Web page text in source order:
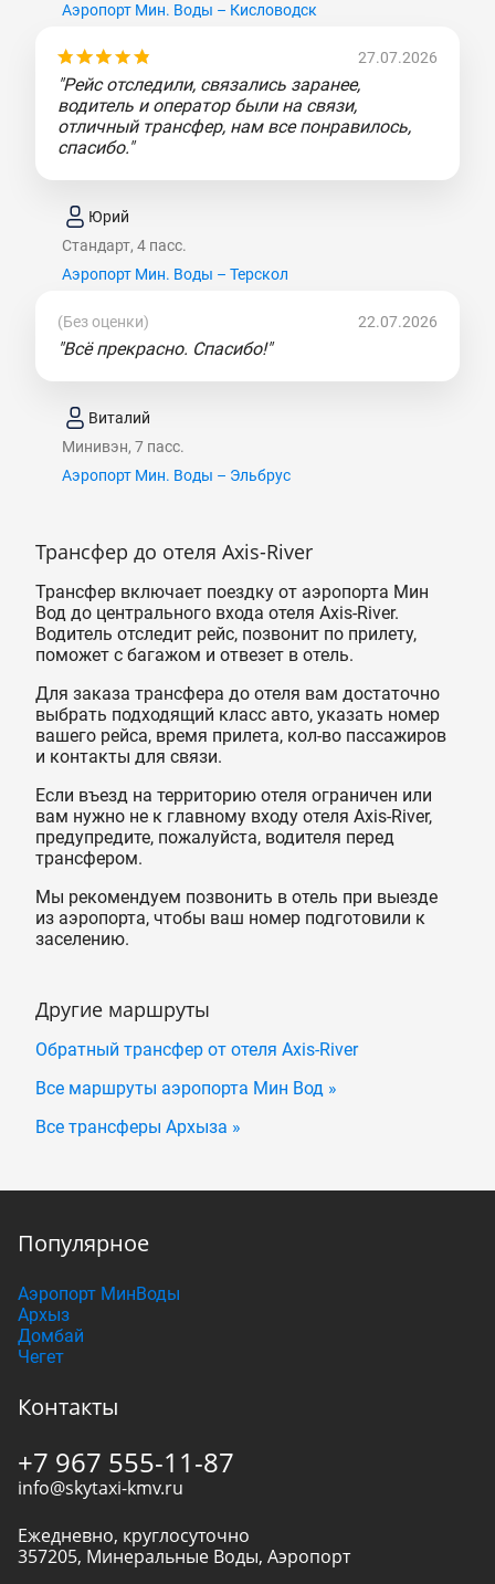
Аэропорт Мин. Воды – Кисловодск
27.07.2026
"Рейс отследили, связались заранее,
водитель и оператор были на связи,
отличный трансфер, нам все понравилось,
спасибо."
Юрий
Стандарт, 4 пасс.
Аэропорт Мин. Воды – Терскол
(Без оценки) 22.07.2026
"Всё прекрасно. Спасибо!"
Виталий
Минивэн, 7 пасс.
Аэропорт Мин. Воды – Эльбрус
Трансфер до отеля Axis-River
Трансфер включает поездку от аэропорта Мин
Вод до центрального входа отеля Axis-River.
Водитель отследит рейс, позвонит по прилету,
поможет с багажом и отвезет в отель.
Для заказа трансфера до отеля вам достаточно
выбрать подходящий класс авто, указать номер
вашего рейса, время прилета, кол-во пассажиров
и контакты для связи.
Если въезд на территорию отеля ограничен или
вам нужно не к главному входу отеля Axis-River,
предупредите, пожалуйста, водителя перед
трансфером.
Мы рекомендуем позвонить в отель при выезде
из аэропорта, чтобы ваш номер подготовили к
заселению.
Другие маршруты
Обратный трансфер от отеля Axis-River
Все маршруты аэропорта Мин Вод »
Все трансферы Архыза »
Популярное
Аэропорт МинВоды
Архыз
Домбай
Чегет
Контакты
+7 967 555-11-87
info@skytaxi-kmv.ru
Ежедневно, круглосуточно
357205, Минеральные Воды, Аэропорт